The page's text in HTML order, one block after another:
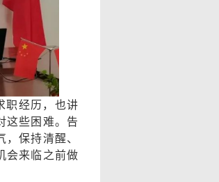
职经历，也讲
这些困难。告
保持清醒、
会来临之前做